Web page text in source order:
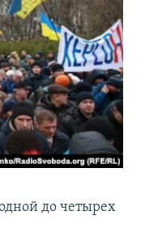
до четырех